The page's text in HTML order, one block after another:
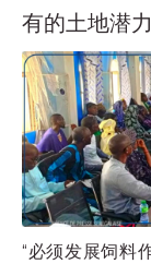
有的土地潜
“必须发展饲料